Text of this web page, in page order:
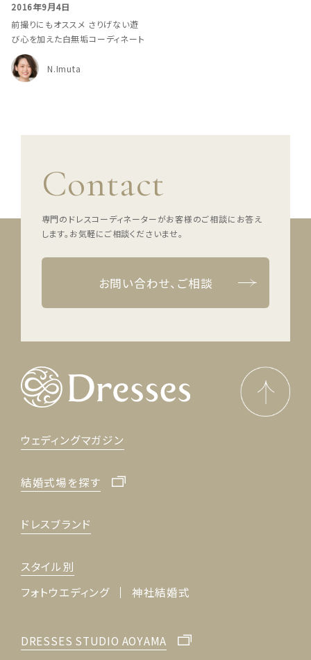
2016年9月4日
前撮りにもオススメ さりげない遊
び心を加えた白無垢コーディネート
N.Imuta
Contact
専門のドレスコーディネーターがお客様のご相談にお答え
します。 お気軽にご相談くださいませ。
お問い合わせ、ご相談
ウェディングマガジン
結婚式場を探す
ドレスブランド
スタイル別
フォトウエディング
神社結婚式
DRESSES STUDIO AOYAMA